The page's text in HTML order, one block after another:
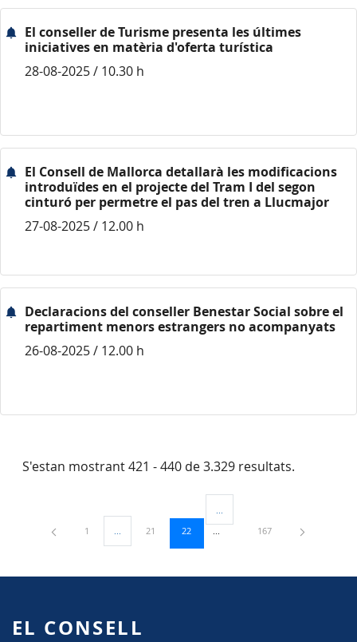
El conseller de Turisme presenta les últimes
iniciatives en matèria d'oferta turística
28-08-2025 / 10.30 h
El Consell de Mallorca detallarà les modificacions
introduïdes en el projecte del Tram I del segon
cinturó per permetre el pas del tren a Llucmajor
27-08-2025 / 12.00 h
Declaracions del conseller Benestar Social sobre el
repartiment menors estrangers no acompanyats
26-08-2025 / 12.00 h
S'estan mostrant 421 - 440 de 3.329 resultats.
Pàgina
1 ...Pàgines intermèdies Utilitzeu TAB per navegar.
Pàgina
21 Pàgina
22
Pàgines intermèdies Utilitzeu
Pàgina
167
EL CONSELL